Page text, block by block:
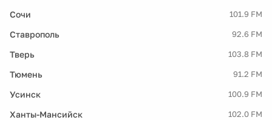
Сочи 101.9 FM
Ставрополь 92.6 FM
Тверь 103.8 FM
Тюмень 91.2 FM
Усинск 100.9 FM
Ханты-Мансийск 102.0 FM